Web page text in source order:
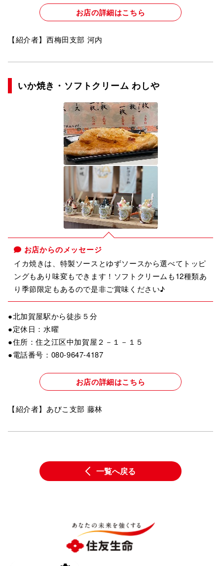
お店の詳細はこちら
【紹介者】西梅田支部 河内
いか焼き・ソフトクリーム わしや
お店からのメッセージ
イカ焼きは、特製ソースとゆずソースから選べてトッピ
ングもあり味変もできます！ソフトクリームも12種類あ
り季節限定もあるので是非ご賞味ください♪
●北加賀屋駅から徒歩５分
●定休日：水曜
●住所：住之江区中加賀屋２－１－１５
●電話番号：080-9647-4187
お店の詳細はこちら
【紹介者】あびこ支部 藤林
一覧へ戻る